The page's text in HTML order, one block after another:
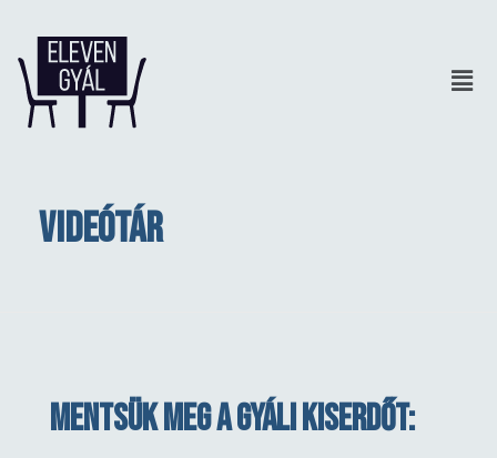
Videótár
Mentsük meg a Gyáli Kiserdőt: